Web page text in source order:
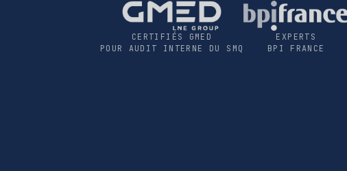
CERTIFIÉS GMED
POUR AUDIT INTERNE DU SMQ
EXPERTS
BPI FRANCE